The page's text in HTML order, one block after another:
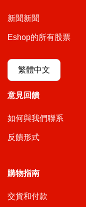
新聞新聞
Eshop的所有股票
繁體中文
意見回饋
如何與我們聯系
反饋形式
購物指南
交貨和付款